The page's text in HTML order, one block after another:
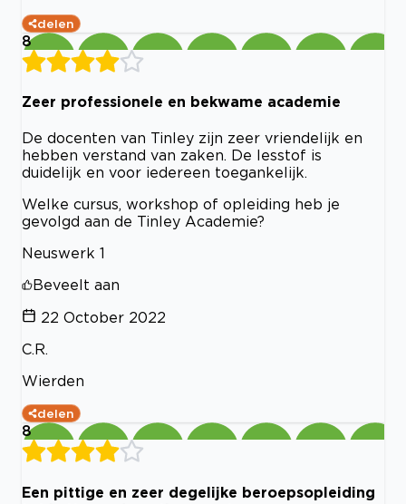
delen
8
Zeer professionele en bekwame academie
De docenten van Tinley zijn zeer vriendelijk en
hebben verstand van zaken. De lesstof is
duidelijk en voor iedereen toegankelijk.
Welke cursus, workshop of opleiding heb je
gevolgd aan de Tinley Academie?
Neuswerk 1
Beveelt aan
22 October 2022
C.R.
Wierden
delen
8
Een pittige en zeer degelijke beroepsopleiding